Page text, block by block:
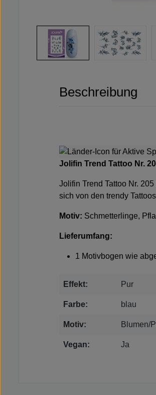
Beschreibung
Jolifin Trend Tattoo Nr.
Jolifin Trend Tattoo Nr. 205
sich von den trendy
Motiv: Schmetterlinge,
Lieferumfang:
1 Motivbogen wie
Effekt: Pur
Farbe: blau
Motiv: Blumen/
Vegan: Ja